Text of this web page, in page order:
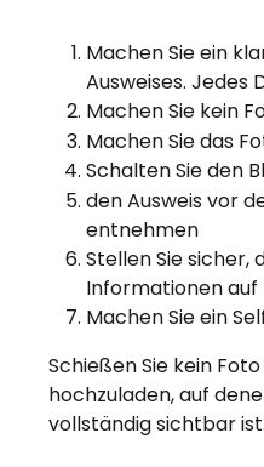
Machen Sie ein
Ausweises. Jedes
Machen Sie kein
Machen Sie das
Schalten Sie den
den Ausweis vor
entnehmen
Stellen Sie
Informationen
Machen Sie ein
Schießen Sie kein
hochzuladen, auf
vollständig sichtbar ist.